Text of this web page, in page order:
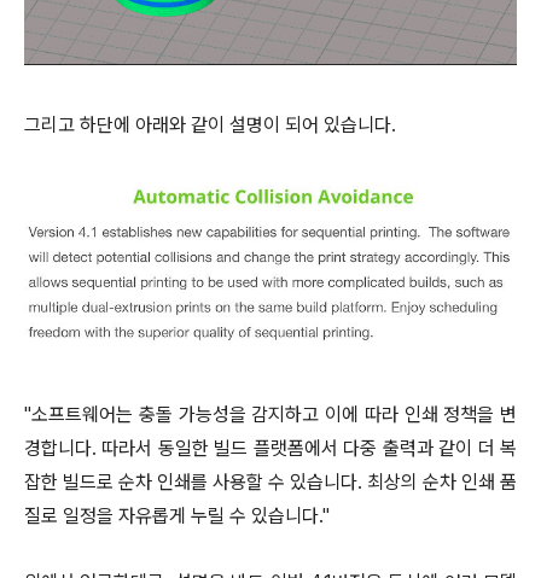
그리고 하단에 아래와 같이 설명이 되어 있습니다.
"소프트웨어는 충돌 가능성을 감지하고 이에 따라 인쇄 정책을 변
경합니다. 따라서 동일한 빌드 플랫폼에서 다중 출력과 같이 더 복
잡한 빌드로 순차 인쇄를 사용할 수 있습니다. 최상의 순차 인쇄 품
질로 일정을 자유롭게 누릴 수 있습니다."